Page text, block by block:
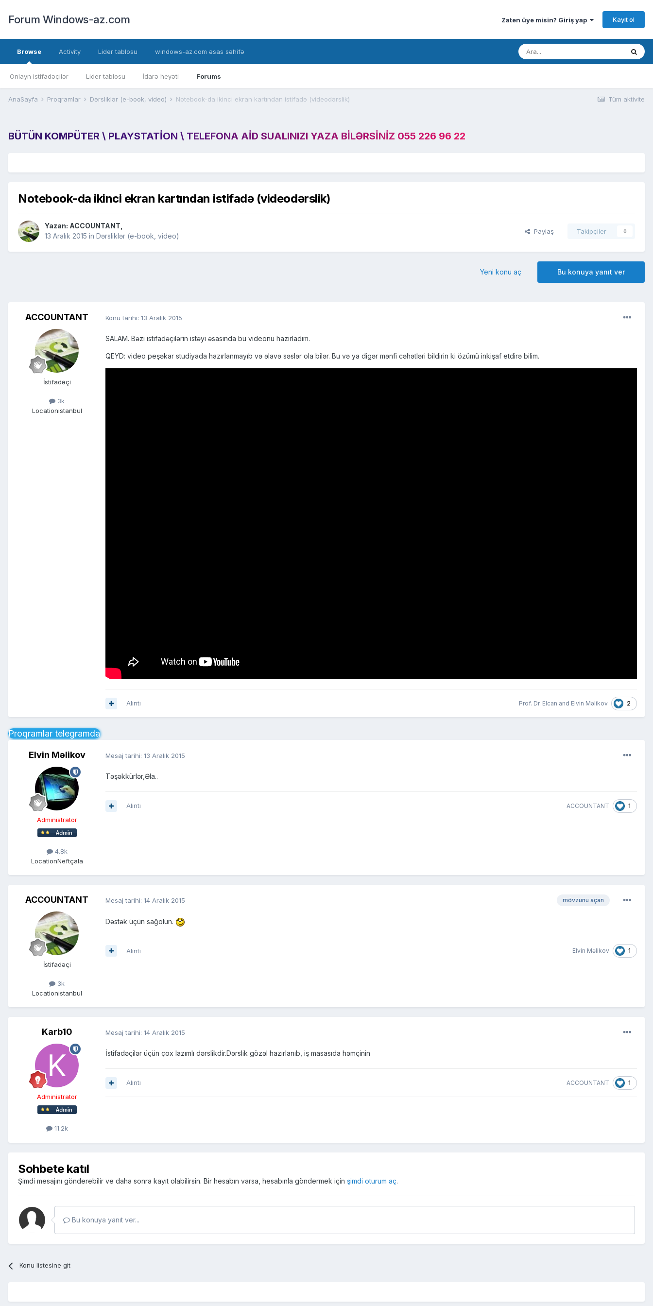
Forum Windows-az.com Zaten üye misin? Giriş yap Kayıt ol
Browse
Onlayn istifadəçilər Lider tablosu İdarə heyəti Forums
Activity Lider tablosu windows-az.com əsas səhifə
Tüm aktivite
AnaSayfa Proqramlar Dərsliklər (e-book, video) Notebook-da ikinci ekran kartından istifadə (videodərslik)
BÜTÜN KOMPÜTER \ PLAYSTATION \ TELEFONA AID SUALINIZI YAZA BILƏRSINIZ 055 226 96 22
Notebook-da ikinci ekran kartından istifadə (videodərslik)
Yazan: ACCOUNTANT
13 Aralık 2015 in Dərsliklər (e-book, video)
Paylaş Takipçiler 0
Bu konuya yanıt ver
Yeni konu aç
ACCOUNTANT
İstifadəçi
3k
Locationistanbul
Konu tarihi: 13 Aralık 2015
SALAM. Bəzi istifadəçilərin istəyi əsasında bu videonu hazırladım.
QEYD: video peşəkar studiyada hazırlanmayıb və əlavə səslər ola bilər. Bu və ya digər mənfi cəhətləri bildirin ki özümü inkişaf etdirə bilim.
Prof. Dr. Elcan and Elvin Məlikov 2
Alıntı
Proqramlar telegramda
Elvin Məlikov
Administrator
4.8k
LocationNeftçala
Mesaj tarihi: 13 Aralık 2015
Təşəkkürlər,Əla..
ACCOUNTANT 1
Alıntı
ACCOUNTANT
İstifadəçi
3k
Locationistanbul
mövzunu açan
Mesaj tarihi: 14 Aralık 2015
Dəstək üçün sağolun.
Elvin Məlikov 1
Alıntı
Karb10
Administrator
11.2k
Mesaj tarihi: 14 Aralık 2015
İstifadəçilər üçün çox lazımlı dərslikdir.Dərslik gözəl hazırlanıb, iş masasıda həmçinin
ACCOUNTANT 1
Alıntı
Sohbete katıl
Şimdi mesajını gönderebilir ve daha sonra kayıt olabilirsin. Bir hesabın varsa, hesabınla göndermek için şimdi oturum aç.
Bu konuya yanıt ver...
Konu listesine git